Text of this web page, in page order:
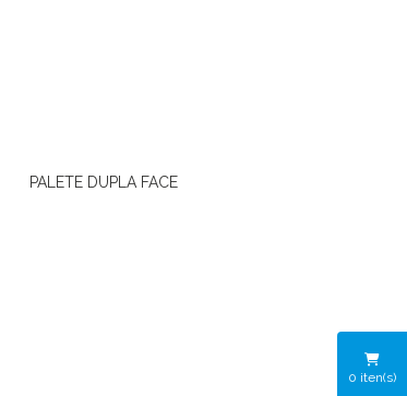
PALETE DUPLA FACE
0 iten(s)